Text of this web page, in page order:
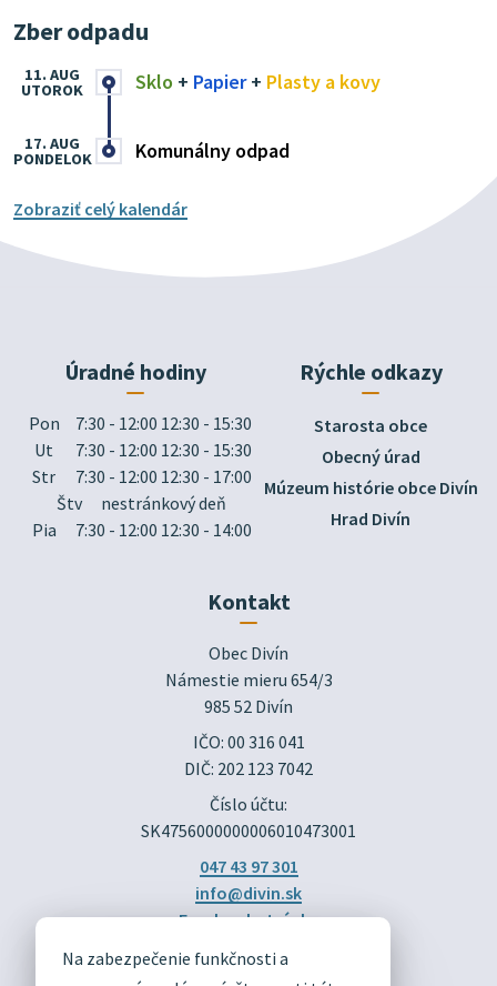
Na zabezpečenie funkčnosti a
Zber odpadu
Sklo + Papier+ Plasty a kovy
11. AUG
UTOROK
Komunálny odpad
17. AUG
PONDELOK
Zobraziť celý kalendár
Úradné hodiny
Pon
7:30 - 12:00 12:30 - 15:30
Ut
7:30 - 12:00 12:30 - 15:30
Str
7:30 - 12:00 12:30 - 17:00
Štv
nestránkový deň
Pia
7:30 - 12:00 12:30 - 14:00
Rýchle odkazy
Starosta obce
Obecný úrad
Múzeum histórie obce Divín
Hrad Divín
Kontakt
Obec Divín
Námestie mieru 654/3
985 52 Divín
IČO: 00 316 041
DIČ: 202 123 7042
Číslo účtu:
SK4756000000006010473001
047 43 97 301
info@divin.sk
Facebook stránka